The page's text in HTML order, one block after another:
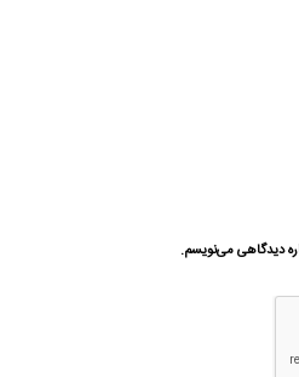
دیدگاهی می‌نویسم.